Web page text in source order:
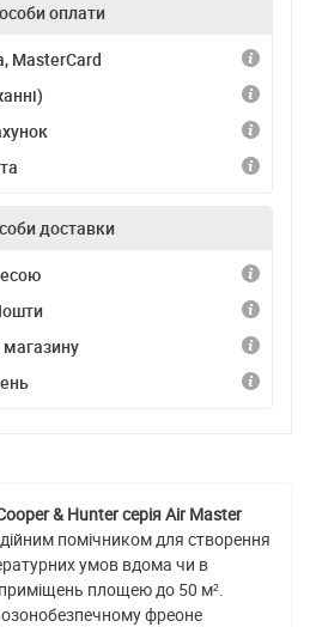
оплати
MasterCard
доставки
магазину
& Hunter серія Air Master
помічником для створення
умов вдома чи в
площею до 50 м².
фреоне